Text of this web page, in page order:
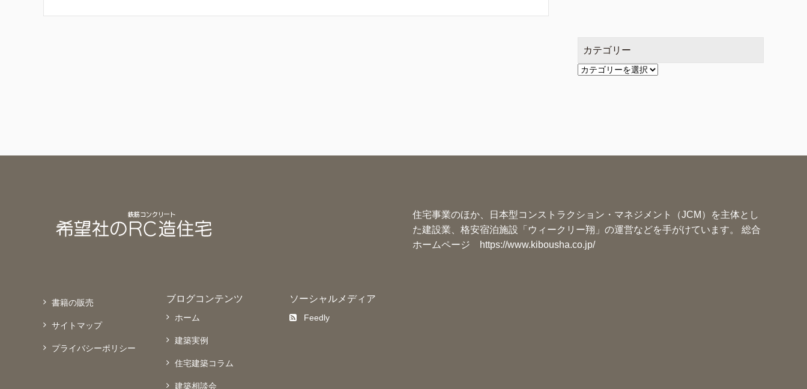
カテゴリー
カ
住宅事業のほか、日本型コンストラクション・マネジメント（JCM）を主体とし
た建設業、格安宿泊施設「ウィークリー翔」の運営などを手がけています。 総合
ホームページ
https://www.kibousha.co.jp/
書籍の販売
サイトマップ
プライバシーポリシー
ブログコンテンツ
ホーム
建築実例
住宅建築コラム
建築相談会
ソーシャルメディア
Feedly